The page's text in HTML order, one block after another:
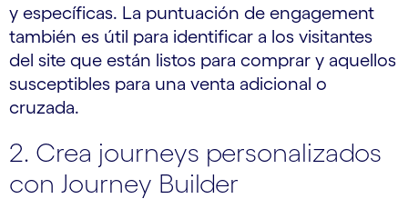
y específicas. La puntuación de engagement
también es útil para identificar a los visitantes
del site que están listos para comprar y aquellos
susceptibles para una venta adicional o
cruzada.
2. Crea journeys personalizados
con Journey Builder